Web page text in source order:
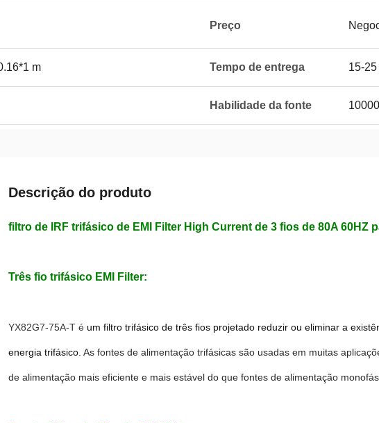
Preço
m Tempo de entrega 15-
Habilidade da fonte
Descrição do produto
filtro de IRF trifásico de EMI Filter High Current de 3 fios de 80A 60HZ
Três fio trifásico EMI Filter:
YX82G7-75A-T é um filtro trifásico de três fios projetado reduzir ou eliminar a
energia trifásico. As fontes de alimentação trifásicas são usadas em muitas
de alimentação mais eficiente e mais estável do que fontes de alimentação